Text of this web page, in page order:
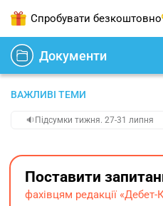
Спробувати безкоштовно
Документи
ВАЖЛИВІ ТЕМИ
🔉Підсумки тижня. 27-31 липня
Поставити
фахівцям редакції «Дебет-